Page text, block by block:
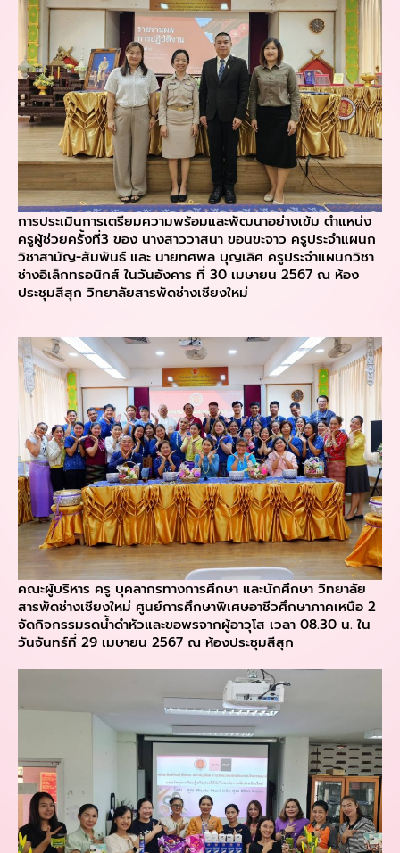
การประเมินการเตรียมความพร้อมและพัฒนาอย่างเข้ม ตำแหน่ง
ครูผู้ช่วยครั้งที่3 ของ นางสาววาสนา ขอนขะจาว ครูประจำแผนก
วิชาสามัญ-สัมพันธ์ และ นายทศพล บุญเลิศ ครูประจำแผนกวิชา
ช่างอิเล็กทรอนิกส์ ในวันอังคาร ที่ 30 เมษายน 2567 ณ ห้อง
ประชุมสีสุก วิทยาลัยสารพัดช่างเชียงใหม่
คณะผู้บริหาร ครู บุคลากรทางการศึกษา และนักศึกษา วิทยาลัย
สารพัดช่างเชียงใหม่ ศูนย์การศึกษาพิเศษอาชีวศึกษาภาคเหนือ 2
จัดกิจกรรมรดน้ำดำหัวและขอพรจากผู้อาวุโส เวลา 08.30 น. ใน
วันจันทร์ที่ 29 เมษายน 2567 ณ ห้องประชุมสีสุก